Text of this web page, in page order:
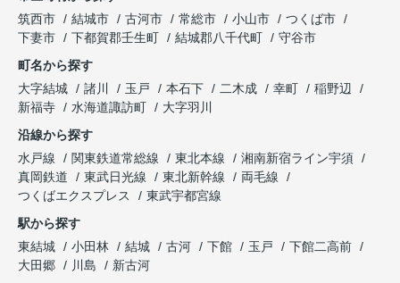
筑西市
結城市 古河市 常総市 小山市
つくば市
下妻市
下都賀郡壬生町 結城郡八千代町
守谷市
町名から探す
大字結城
諸川 玉戸 本石下 二木成 幸町
稲野辺
新福寺
水海道諏訪町
大字羽川
沿線から探す
水戸線
関東鉄道常総線 東北本線
湘南新宿ライン宇須
真岡鉄道
東武日光線 東北新幹線
両毛線
つくばエクスプレス
東武宇都宮線
駅から探す
東結城
小田林 結城 古河 下館 玉戸
下館二高前
大田郷
川島 新古河